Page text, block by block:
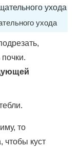
ухода
почки.
то
чтобы куст